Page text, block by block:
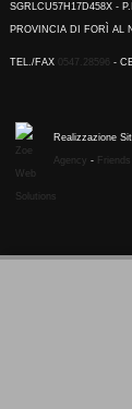
SGRLCU57H17D458X -
PROVINCIA DI FORÌ AL
TEL./FAX 0547.28596 -
Realizzazione
Agency - Friends